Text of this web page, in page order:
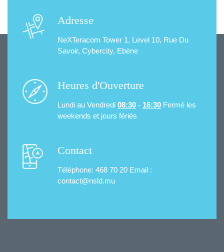
Adresse
NeXTeracom Tower 1, Level 10, Rue Du
Savoir, Cybercity, Ebène
Heures d'Ouverture
Lundi au Vendredi 08:30 - 16:30 Fermé les
weekends et jours fériés
Contact
Téléphone: 468 70 20 Email :
contact@nsld.mu